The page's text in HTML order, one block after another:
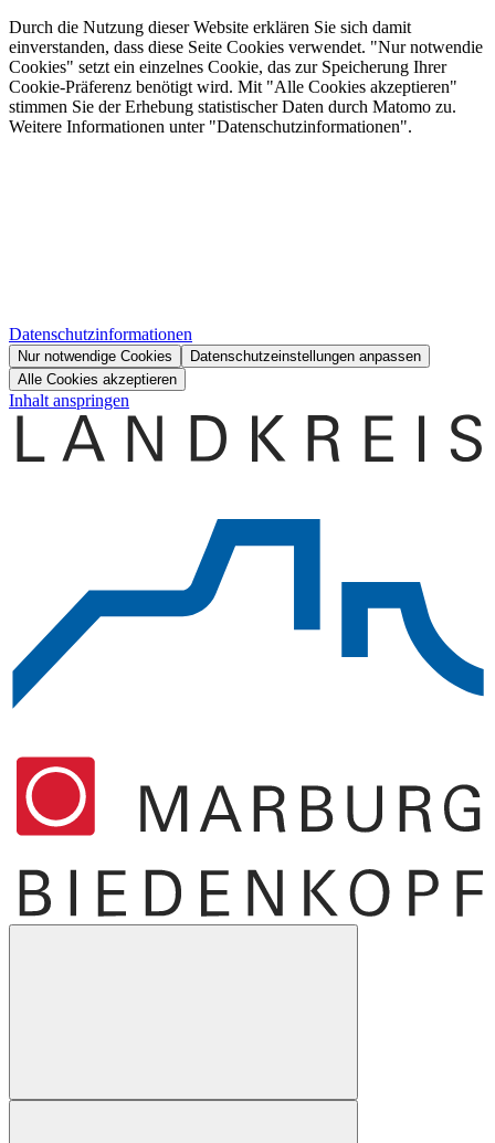
Durch die Nutzung dieser Website erklären Sie sich damit
einverstanden, dass diese Seite Cookies verwendet. "Nur notwendie
Cookies" setzt ein einzelnes Cookie, das zur Speicherung Ihrer
Cookie-Präferenz benötigt wird. Mit "Alle Cookies akzeptieren"
stimmen Sie der Erhebung statistischer Daten durch Matomo zu.
Weitere Informationen unter "Datenschutzinformationen".
Datenschutzinformationen
Nur notwendige Cookies
Datenschutzeinstellungen anpassen
Alle Cookies akzeptieren
Inhalt anspringen